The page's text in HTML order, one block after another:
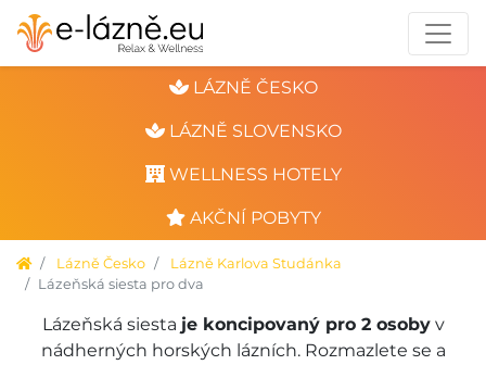
LÁZNĚ ČESKO
LÁZNĚ SLOVENSKO
WELLNESS HOTELY
AKČNÍ POBYTY
Lázně Česko
Lázně Karlova Studánka
Lázeňská siesta pro dva
Lázeňská siesta je koncipovaný pro 2 osobyv
nádherných horských lázních. Rozmazlete se a